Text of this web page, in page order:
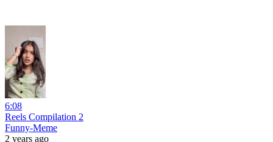
6:08
Reels Compilation 2
Funny-Meme
2 years ago